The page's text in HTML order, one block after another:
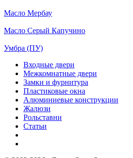
Масло Мербау
Масло Серый Капучино
Умбра (ПУ)
Входные двери
Межкомнатные двери
Замки и фурнитура
Пластиковые окна
Алюминиевые конструкции
Жалюзи
Рольставни
Статьи